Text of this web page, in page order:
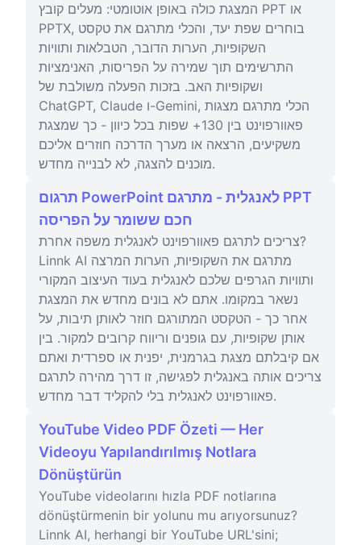
המצגת כולה באופן אוטומטי: מעלים קובץ PPT או
PPTX, בוחרים שפת יעד, והכלי מתרגם את טקסט
השקופיות, הערות הדובר, הטבלאות ותוויות
התרשימים תוך שמירה על הפריסות, האנימציות
ושקופיות האב. בזכות הפעלה משולבת של
ChatGPT, Claude ו-Gemini, הכלי מתרגם מצגות
פאוורפוינט בין 130+ שפות בכל כיוון - כך שמצגת
משקיעים, הרצאה או מערך הדרכה חוזרים אליכם
מוכנים להצגה, לא לבנייה מחדש.
תרגום PowerPoint לאנגלית - מתרגם PPT
חכם ששומר על הפריסה
צריכים לתרגם פאוורפוינט לאנגלית משפה אחרת?
Linnk AI מתרגם את השקופיות, הערות המרצה
ותוויות הגרפים שלכם לאנגלית בעוד העיצוב המקורי
נשאר במקומו. אתם לא בונים מחדש את המצגת
אחר כך - הטקסט המתורגם חוזר לאותן תיבות, על
אותן שקופיות, עם גופנים וריווח קרובים למקור. בין
אם קיבלתם מצגת בגרמנית, יפנית או ספרדית ואתם
צריכים אותה באנגלית לפגישה, זו דרך מהירה לתרגם
פאוורפוינט לאנגלית בלי להקליד דבר מחדש.
YouTube Video PDF Özeti — Her
Videoyu Yapılandırılmış Notlara
Dönüştürün
YouTube videolarını hızla PDF notlarına
dönüştürmenin bir yolunu mu arıyorsunuz?
Linnk AI, herhangi bir YouTube URL'sini;